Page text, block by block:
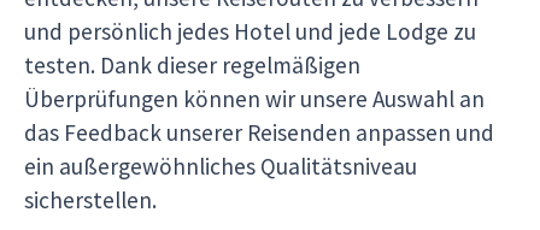
und persönlich jedes Hotel und jede Lodge zu
testen. Dank dieser regelmäßigen
Überprüfungen können wir unsere Auswahl an
das Feedback unserer Reisenden anpassen und
ein außergewöhnliches Qualitätsniveau
sicherstellen.